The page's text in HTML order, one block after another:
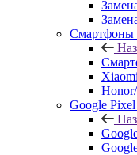
Смартфоны
Xiaomi
Google Pixel